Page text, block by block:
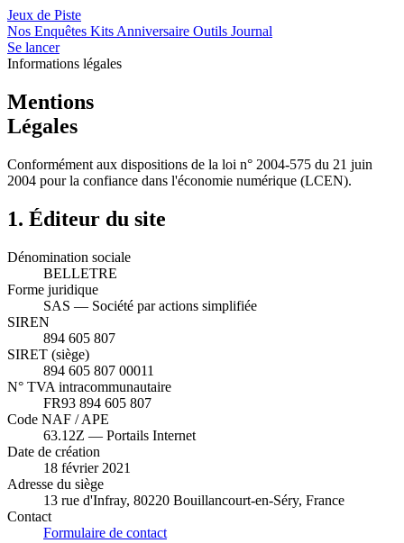
Jeux de Piste
Nos Enquêtes Kits Anniversaire Outils Journal
Se lancer
Informations légales
Mentions
Légales
Conformément aux dispositions de la loi n° 2004-575 du 21 juin
2004 pour la confiance dans l'économie numérique (LCEN).
1. Éditeur du site
Dénomination sociale
BELLETRE
Forme juridique
SAS — Société par actions simplifiée
SIREN
894 605 807
SIRET (siège)
894 605 807 00011
N° TVA intracommunautaire
FR93 894 605 807
Code NAF / APE
63.12Z — Portails Internet
Date de création
18 février 2021
Adresse du siège
13 rue d'Infray, 80220 Bouillancourt-en-Séry, France
Contact
Formulaire de contact